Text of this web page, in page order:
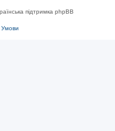
підтримка phpBB
Умови